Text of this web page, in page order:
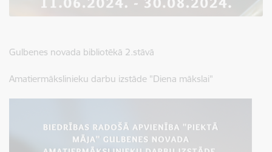
Gulbenes novada bibliotēkā 2.stāvā
Amatiermākslinieku darbu izstāde "Diena mākslai"